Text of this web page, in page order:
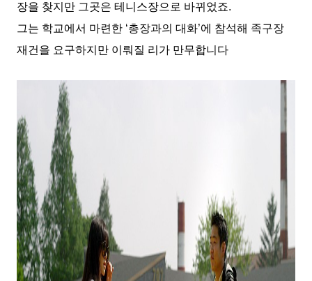
장을 찾지만 그곳은 테니스장으로 바뀌었죠.
그는 학교에서 마련한 ‘총장과의 대화’에 참석해 족구장
재건을 요구하지만 이뤄질 리가 만무합니다